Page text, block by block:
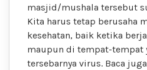
masjid/mushala tersebut
Kita harus tetap berusaha
kesehatan, baik ketika
maupun di tempat-tempat
tersebarnya virus. Baca